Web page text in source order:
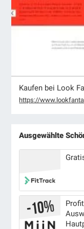
Kaufen bei Look
https://
Ausgewählte